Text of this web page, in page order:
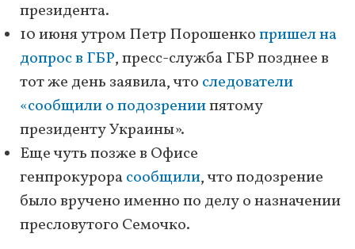
президента.
10 июня утром Петр Порошенкопришел на
допрос в ГБР, пресс-служба ГБР позднее в
тот же день заявила, что следователи
«сообщили о подозрениипятому
президенту Украины».
Еще чуть позже в Офисе
генпрокурорасообщили, что подозрение
было вручено именно по делу о назначении
пресловутого Семочко.